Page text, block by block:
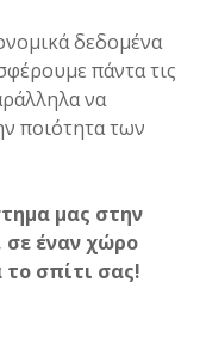
δεδομένα
πάντα τις
να
ποιότητα των
μας στην
σε έναν χώρο
σπίτι σας!